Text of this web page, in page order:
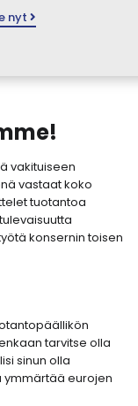
nyt
vakituiseen
vastaat koko
tuotantoa
konsernin toisen
tarvitse olla
sinun olla
ymmärtää eurojen